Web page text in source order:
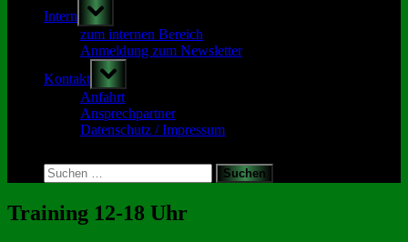
Intern
Toggle
sub-
menu
zum internen Bereich
Anmeldung zum Newsletter
Kontakt
Toggle
sub-
menu
Anfahrt
Ansprechpartner
Datenschutz / Impressum
search
form
Suchen
nach:
Training 12-18 Uhr